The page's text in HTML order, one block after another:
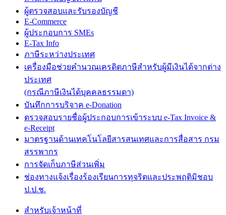
ผู้ตรวจสอบและรับรองบัญชี
E-Commerce
ผู้ประกอบการ SMEs
E-Tax Info
ภาษีระหว่างประเทศ
เครื่องมือช่วยคำนวณเครดิตภาษีสำหรับผู้มีเงินได้จากต่าง
ประเทศ
(กรณีภาษีเงินได้บุคคลธรรมดา)
บันทึกการบริจาค e-Donation
ตรวจสอบรายชื่อผู้ประกอบการเข้าระบบ e-Tax Invoice &
e-Receipt
มาตรฐานด้านเทคโนโลยีสารสนเทศและการสื่อสาร กรม
สรรพากร
การจัดเก็บภาษีส่วนเพิ่ม
ช่องทางแจ้งเรื่องร้องเรียนการทุจริตและประพฤติมิชอบ
ป.ป.ช.
สำหรับเจ้าหน้าที่